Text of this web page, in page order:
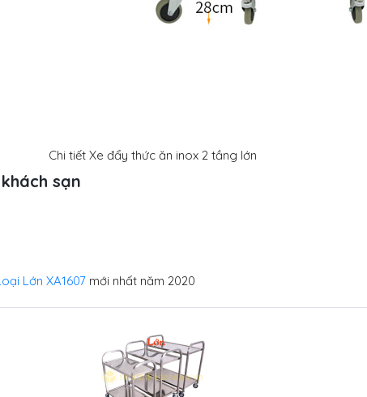
Chi tiết Xe đẩy thức ăn inox 2 tầng lớn
sạn
Lớn XA1607 mới nhất năm 2020